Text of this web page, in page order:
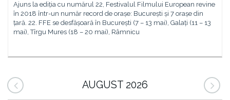
Ajuns la ediția cu numărul 22, Festivalul Filmului European revine
în 2018 într-un număr record de orașe: București și 7 orașe din
țară. 22. FFE se desfășoară în București (7 – 13 mai), Galați (11 – 13
mai), Tîrgu Mures (18 – 20 mai), Râmnicu
AUGUST 2026